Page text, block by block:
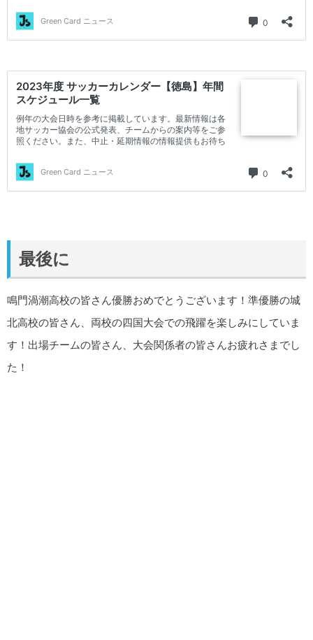
最後に
鳴門渦潮高校の皆さん優勝おめでとうございます！準優勝の城
北高校の皆さん、両校の四国大会での飛躍を楽しみにしていま
す！出場チームの皆さん、大会関係者の皆さんお疲れさまでし
た！